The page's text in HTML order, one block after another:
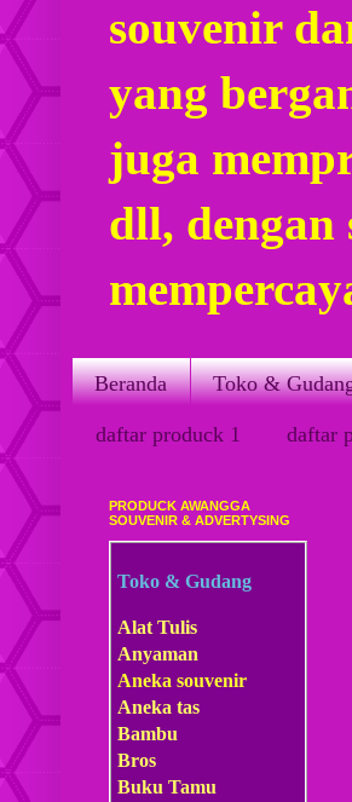
souvenir
yang
juga
dll, dengan
Beranda Toko &
daftar produck 1 daftar
PRODUCK AWANGGA
SOUVENIR & ADVERTYSING
Toko & Gudang
Alat Tulis
Anyaman
Aneka souvenir
Aneka tas
Bambu
Bros
Buku Tamu